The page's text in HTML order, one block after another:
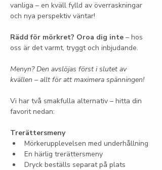
vanliga – en kväll fylld av överraskningar
och nya perspektiv väntar!
Rädd för mörkret? Oroa dig inte – hos
oss är det varmt, tryggt och inbjudande.
Menyn? Den avslöjas först i slutet av
kvällen – allt för att maximera spänningen!
Vi har två smakfulla alternativ – hitta din
favorit nedan:
Trerättersmeny
Mörkerupplevelsen med underhållning
En härlig trerättersmeny
Dryck beställs separat på plats